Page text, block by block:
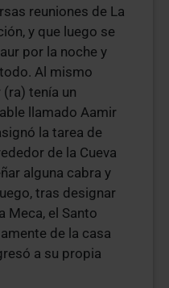
reuniones de La
y que luego se
por la noche y
Al mismo
tenía un
llamado Aamir
la tarea de
de la Cueva
alguna cabra y
tras designar
Meca, el Santo
de la casa
a su propia